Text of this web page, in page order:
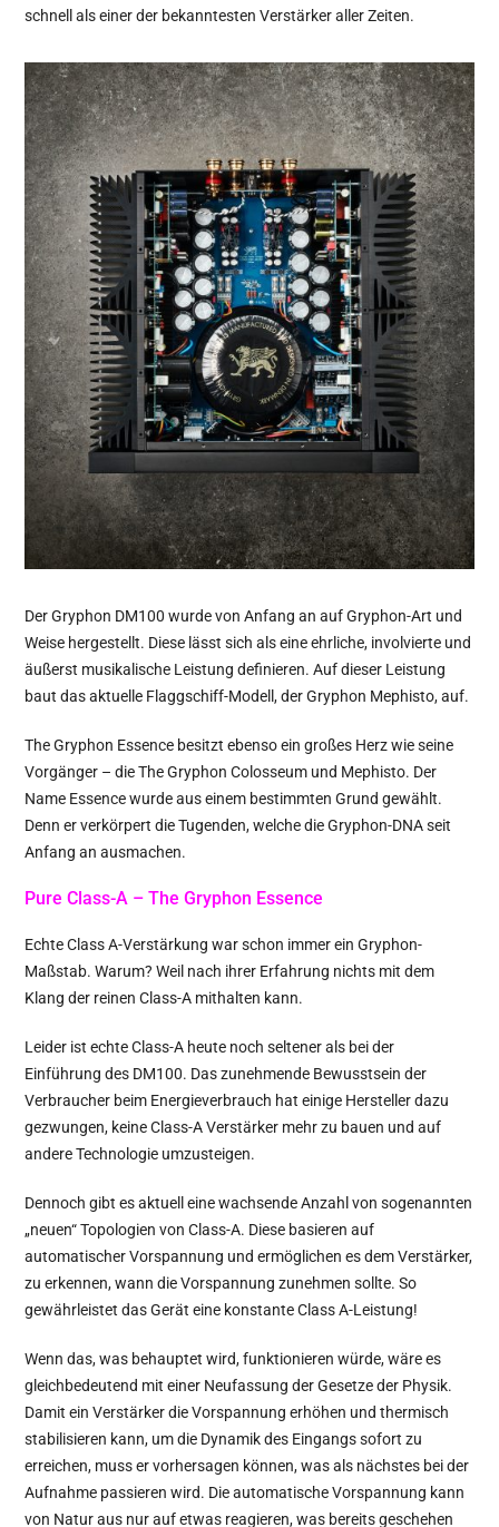
schnell als einer der bekanntesten Verstärker aller Zeiten.
Der Gryphon DM100 wurde von Anfang an auf Gryphon-Art und
Weise hergestellt. Diese lässt sich als eine ehrliche, involvierte und
äußerst musikalische Leistung definieren. Auf dieser Leistung
baut das aktuelle Flaggschiff-Modell, der Gryphon Mephisto, auf.
The Gryphon Essence besitzt ebenso ein großes Herz wie seine
Vorgänger – die The Gryphon Colosseum und Mephisto. Der
Name Essence wurde aus einem bestimmten Grund gewählt.
Denn er verkörpert die Tugenden, welche die Gryphon-DNA seit
Anfang an ausmachen.
Pure Class-A – The Gryphon Essence
Echte Class A-Verstärkung war schon immer ein Gryphon-
Maßstab. Warum? Weil nach ihrer Erfahrung nichts mit dem
Klang der reinen Class-A mithalten kann.
Leider ist echte Class-A heute noch seltener als bei der
Einführung des DM100. Das zunehmende Bewusstsein der
Verbraucher beim Energieverbrauch hat einige Hersteller dazu
gezwungen, keine Class-A Verstärker mehr zu bauen und auf
andere Technologie umzusteigen.
Dennoch gibt es aktuell eine wachsende Anzahl von sogenannten
„neuen“ Topologien von Class-A. Diese basieren auf
automatischer Vorspannung und ermöglichen es dem Verstärker,
zu erkennen, wann die Vorspannung zunehmen sollte. So
gewährleistet das Gerät eine konstante Class A-Leistung!
Wenn das, was behauptet wird, funktionieren würde, wäre es
gleichbedeutend mit einer Neufassung der Gesetze der Physik.
Damit ein Verstärker die Vorspannung erhöhen und thermisch
stabilisieren kann, um die Dynamik des Eingangs sofort zu
erreichen, muss er vorhersagen können, was als nächstes bei der
Aufnahme passieren wird. Die automatische Vorspannung kann
von Natur aus nur auf etwas reagieren, was bereits geschehen